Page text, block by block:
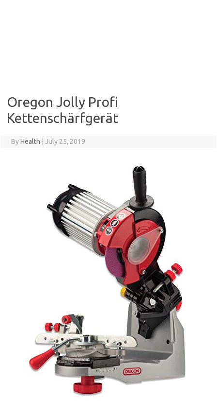
Oregon Jolly Profi
Kettenschärfgerät
ByHealth July 25, 2019